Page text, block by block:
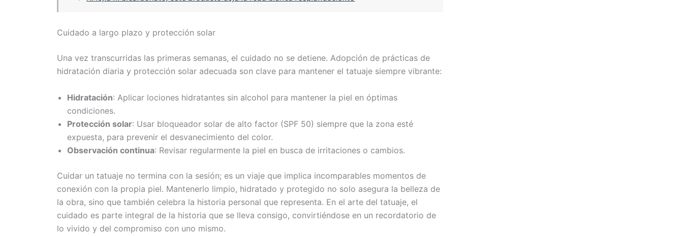
Cuidado a largo plazo y protección solar
Una vez transcurridas las primeras semanas, el cuidado no se detiene. Adopción de prácticas de
hidratación diaria y protección solar adecuada son clave para mantener el tatuaje siempre vibrante:
Hidratación: Aplicar lociones hidratantes sin alcohol para mantener la piel en óptimas
condiciones.
Protección solar: Usar bloqueador solar de alto factor (SPF 50) siempre que la zona esté
expuesta, para prevenir el desvanecimiento del color.
Observación continua: Revisar regularmente la piel en busca de irritaciones o cambios.
Cuidar un tatuaje no termina con la sesión; es un viaje que implica incomparables momentos de
conexión con la propia piel. Mantenerlo limpio, hidratado y protegido no solo asegura la belleza de
la obra, sino que también celebra la historia personal que representa. En el arte del tatuaje, el
cuidado es parte integral de la historia que se lleva consigo, convirtiéndose en un recordatorio de
lo vivido y del compromiso con uno mismo.